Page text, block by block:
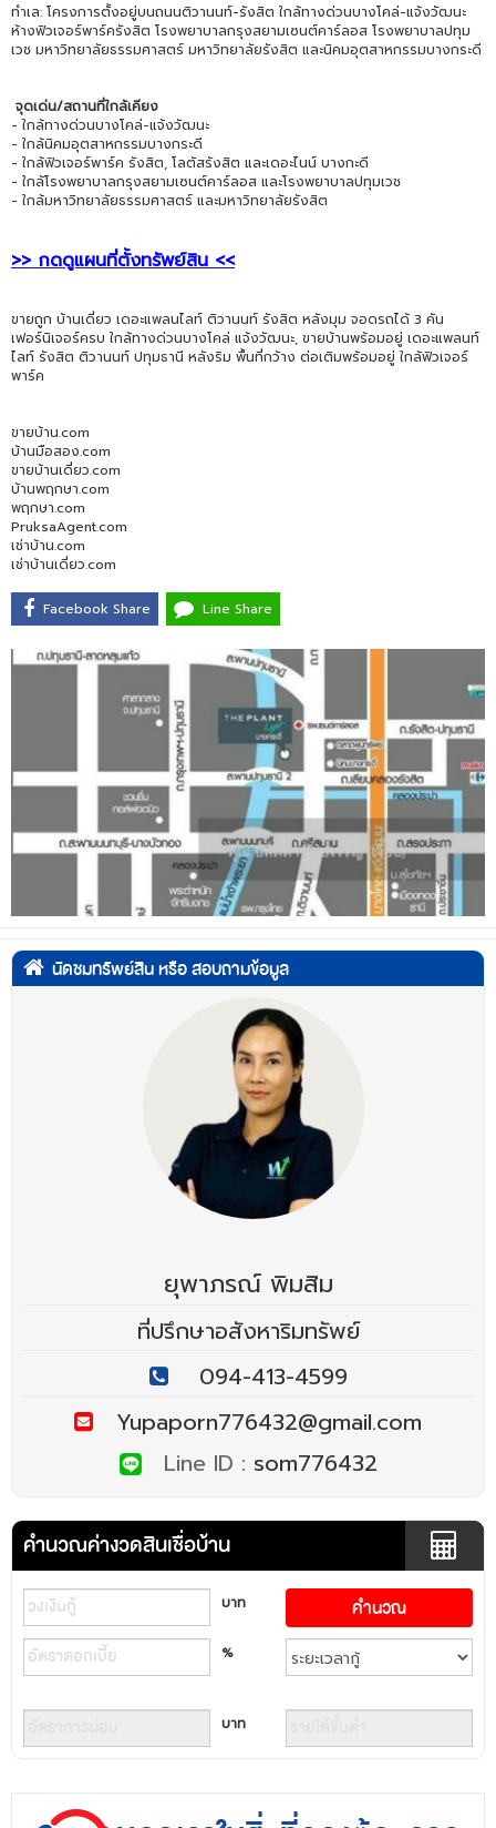
ทำเล: โครงการตั้งอยู่บนถนนติวานนท์-รังสิต ใกล้ทางด่วนบางโคล่-แจ้งวัฒนะ
ห้างฟิวเจอร์พาร์ครังสิต โรงพยาบาลกรุงสยามเซนต์คาร์ลอส โรงพยาบาลปทุม
เวช มหาวิทยาลัยธรรมศาสตร์ มหาวิทยาลัยรังสิต และนิคมอุตสาหกรรมบางกระดี
จุดเด่น/สถานที่ใกล้เคียง
- ใกล้ทางด่วนบางโคล่-แจ้งวัฒนะ
- ใกล้นิคมอุตสาหกรรมบางกระดี
- ใกล้ฟิวเจอร์พาร์ค รังสิต, โลตัสรังสิต และเดอะไนน์ บางกะดี
- ใกล้โรงพยาบาลกรุงสยามเซนต์คาร์ลอส และโรงพยาบาลปทุมเวช
- ใกล้มหาวิทยาลัยธรรมศาสตร์ และมหาวิทยาลัยรังสิต
>> กดดูแผนที่ตั้งทรัพย์สิน <<
ขายถูก บ้านเดี่ยว เดอะแพลนไลท์ ติวานนท์ รังสิต หลังมุม จอดรถได้ 3 คัน
เฟอร์นิเจอร์ครบ ใกล้ทางด่วนบางโคล่ แจ้งวัฒนะ, ขายบ้านพร้อมอยู่ เดอะแพลนท์
ไลท์ รังสิต ติวานนท์ ปทุมธานี หลังริม พื้นที่กว้าง ต่อเติมพร้อมอยู่ ใกล้ฟิวเจอร์
พาร์ค
ขายบ้าน.com
บ้านมือสอง.com
ขายบ้านเดี่ยว.com
บ้านพฤกษา.com
พฤกษา.com
PruksaAgent.com
เช่าบ้าน.com
เช่าบ้านเดี่ยว.com
Facebook Share Line Share
นัดชมทรัพย์สิน หรือ สอบถามข้อมูล
ยุพาภรณ์ พิมสิม
ที่ปรึกษาอสังหาริมทรัพย์
094-413-4599
Yupaporn776432@gmail.com
Line ID : som776432
คำนวณค่างวดสินเชื่อบ้าน
บาท
%
บาท